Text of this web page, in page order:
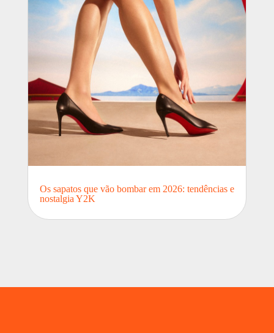
Os sapatos que vão bombar em 2026: tendências e
nostalgia Y2K